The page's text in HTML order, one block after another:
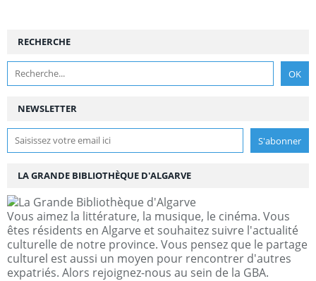
NEWSLETTER
RECHERCHE
LA GRANDE BIBLIOTHÈQUE D'ALGARVE
Vous aimez la littérature, la musique, le cinéma. Vous
êtes résidents en Algarve et souhaitez suivre l'actualité
culturelle de notre province. Vous pensez que le partage
culturel est aussi un moyen pour rencontrer d'autres
expatriés. Alors rejoignez-nous au sein de la GBA.